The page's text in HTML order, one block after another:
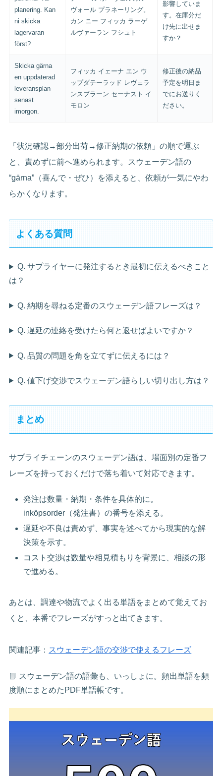
planering. Kan
ni skicka
lagervaran
först?
ヴォール プラネーリング。
カン ニー フィッカ ラーゲ
ルヴァーラン フシュト
影響していま
す。在庫分だ
け先に出せま
すか？
Skicka gärna
en uppdaterad
leveransplan
senast
imorgon.
フィッカ イェーナ エン ウ
ップダテーラッド レヴェラ
ンスプラーン セーナスト イ
モロン
修正後の納品
予定を明日ま
でにお送りく
ださい。
「状況確認→部分出荷→修正納期の依頼」の順で運ぶ
と、責めずに前へ進められます。スウェーデン語の
“gärna”（喜んで・ぜひ）を添えると、依頼が一気にやわ
らかくなります。
よくある質問
Q. サプライヤーに発注するとき最初に伝えるべきこと
は？
Q. 納期を尋ねる定番のスウェーデン語フレーズは？
Q. 遅延の連絡を受けたら何と返せばよいですか？
Q. 品質の問題を角を立てずに伝えるには？
Q. 値下げ交渉でスウェーデン語らしい切り出し方は？
まとめ
サプライチェーンのスウェーデン語は、場面別の定番フ
レーズを持っておくだけで落ち着いて対応できます。
発注は数量・納期・条件を具体的に。
inköpsorder（発注書）の番号を添える。
遅延や不良は責めず、事実を述べてから現実的な解
決策を示す。
コスト交渉は数量や相見積もりを背景に、相談の形
で進める。
あとは、調達や物流でよく出る単語をまとめて覚えてお
くと、本番でフレーズがすっと出てきます。
関連記事： スウェーデン語の交渉で使えるフレーズ
📘 スウェーデン語の語彙も、いっしょに。頻出単語を頻
度順にまとめたPDF単語帳です。